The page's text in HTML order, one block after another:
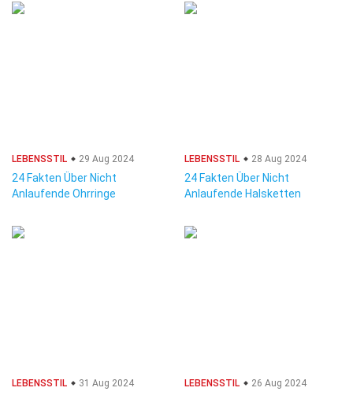
LEBENSSTIL 29 Aug 2024
24 Fakten Über Nicht
Anlaufende Ohrringe
LEBENSSTIL 28 Aug 2024
24 Fakten Über Nicht
Anlaufende Halsketten
LEBENSSTIL 31 Aug 2024 LEBENSSTIL 26 Aug 2024